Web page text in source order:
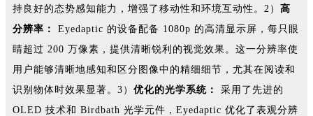
持良好的态势感知能力，增强了移动性和环境互动性。2） 高
分辨率：
Eyedaptic 的设备配备 1080p 的高清显示屏，每只眼
睛超过 200 万像素，提供清晰锐利的视觉效果。这一分辨率使
用户能够清晰地感知和区分图像中的精细细节，尤其在阅读和
识别物体时效果显著。3） 优化的光学系统： 采用了先进的
OLED 技术和 Birdbath 光学元件，Eyedaptic 优化了表观分辨